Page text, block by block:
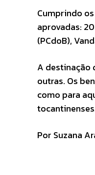
Cumprindo
aprovadas:
(PCdoB),
A destinação
outras. Os
como para
Por Suzana